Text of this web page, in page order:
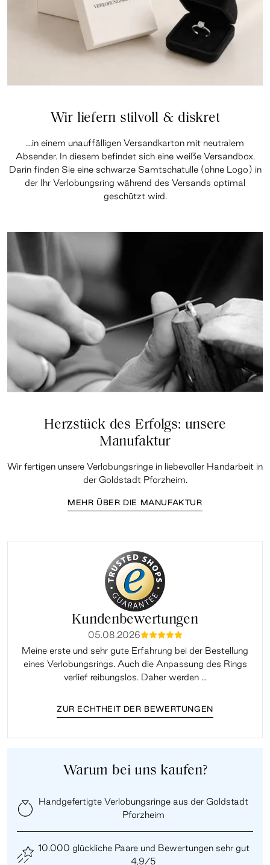
Wir liefern stilvoll & diskret
…in einem unauffälligen Versandkarton mit neutralem
Absender. In diesem befindet sich eine weiße Versandbox.
Darin finden Sie eine schwarze Samtschatulle (ohne Logo) in
der Ihr Verlobungsring während des Versands optimal
geschützt wird.
Herzstück des Erfolgs: unsere
Manufaktur
Wir fertigen unsere Verlobungsringe in liebevoller Handarbeit in
der Goldstadt Pforzheim.
MEHR ÜBER DIE MANUFAKTUR
Kundenbewertungen
05.08.2026mmmmm
Meine erste und sehr gute Erfahrung bei der Bestellung
eines Verlobungsrings. Auch die Anpassung des Rings
verlief reibungslos. Daher werden ...
ZUR ECHTHEIT DER BEWERTUNGEN
Warum bei uns kaufen?
Handgefertigte Verlobungsringe aus der Goldstadt
Pforzheim
10.000 glückliche Paare und Bewertungen sehr gut
4,9/5